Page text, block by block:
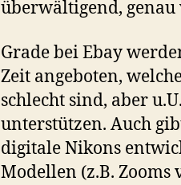
überwältigend,
Grade bei Ebay
Zeit angeboten,
schlecht sind, aber
unterstützen. Auch
digitale Nikons
Modellen (z.B. Zooms